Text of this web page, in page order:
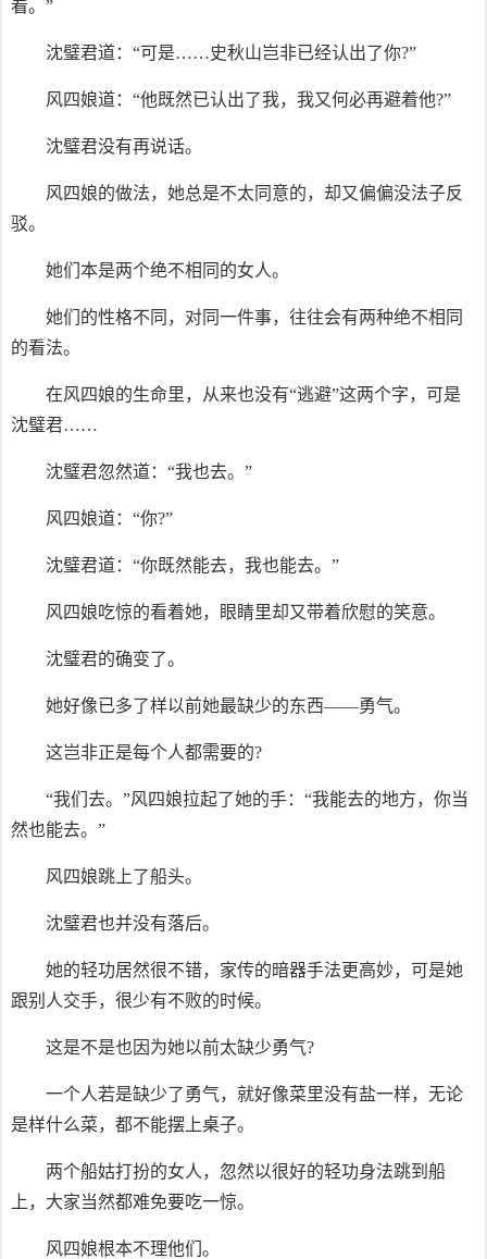
看。”
沈璧君道：“可是……史秋山岂非已经认出了你?”
风四娘道：“他既然已认出了我，我又何必再避着他?”
沈璧君没有再说话。
风四娘的做法，她总是不太同意的，却又偏偏没法子反
驳。
她们本是两个绝不相同的女人。
她们的性格不同，对同一件事，往往会有两种绝不相同
的看法。
在风四娘的生命里，从来也没有“逃避”这两个字，可是
沈璧君……
沈璧君忽然道：“我也去。”
风四娘道：“你?”
沈璧君道：“你既然能去，我也能去。”
风四娘吃惊的看着她，眼睛里却又带着欣慰的笑意。
沈璧君的确变了。
她好像已多了样以前她最缺少的东西——勇气。
这岂非正是每个人都需要的?
“我们去。”风四娘拉起了她的手：“我能去的地方，你当
然也能去。”
风四娘跳上了船头。
沈璧君也并没有落后。
她的轻功居然很不错，家传的暗器手法更高妙，可是她
跟别人交手，很少有不败的时候。
这是不是也因为她以前太缺少勇气?
一个人若是缺少了勇气，就好像菜里没有盐一样，无论
是样什么菜，都不能摆上桌子。
两个船姑打扮的女人，忽然以很好的轻功身法跳到船
上，大家当然都难免要吃一惊。
风四娘根本不理他们。